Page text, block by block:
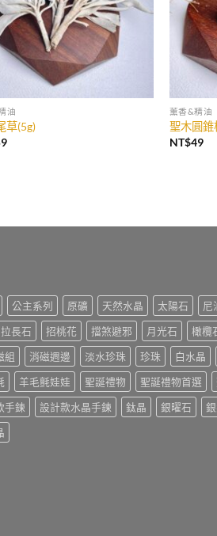
油
草(5g)
薰香&精油
聖木圓錐
NT$49
公主系列 原礦 天然水晶 太陽石
尼
拉長石 招桃花 擋煞避邪 月光石 橄欖
組 消磁週邊 淡水珍珠 珍珠 白水晶
羊毛氈娃娃 聖誕禮物 聖誕禮物首選
手鍊 設計款水晶手鍊 鈦晶 銀曜石